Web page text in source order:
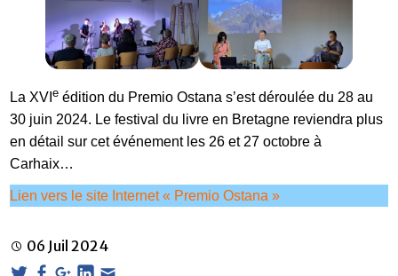
La XVIe édition du Premio Ostana s’est déroulée du 28 au
30 juin 2024. Le festival du livre en Bretagne reviendra plus
en détail sur cet événement les 26 et 27 octobre à
Carhaix…
Lien vers le site Internet « Premio Ostana »
06 Juil 2024